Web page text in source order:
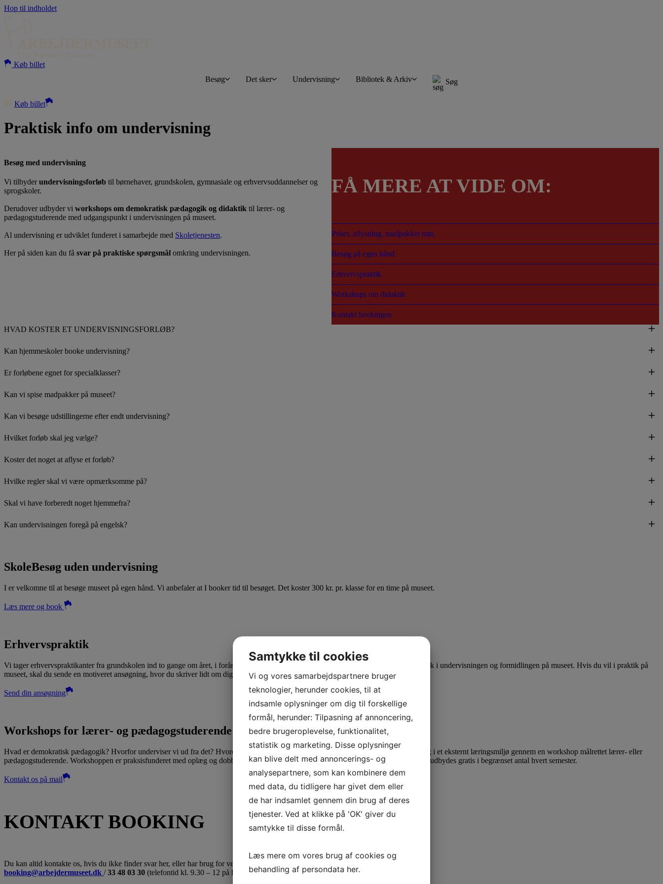
Hop til indholdet
Køb billet
Besøg
Det sker Undervisning Bibliotek & Arkiv Søg
Køb billet
Praktisk info om undervisning
Besøg med undervisning
Vi tilbyderundervisningsforløb til børnehaver, grundskolen, gymnasiale og erhvervsuddannelser og
sprogskoler.
Derudover udbyder vi workshops om demokratisk pædagogik og didaktik til lærer- og
pædagogstuderende med udgangspunkt i undervisningen på museet.
Al undervisning er udviklet funderet i samarbejde med Skoletjenesten.
Her på siden kan du få svar på praktiske spørgsmål omkring undervisningen.
FÅ MERE AT VIDE OM:
Priser, aflysning, madpakker mm.
Besøg på egen hånd
Erhvervspraktik
Workshops om didaktik
Kontakt bookingen
HVAD KOSTER ET UNDERVISNINGSFORLØB?
Kan hjemmeskoler booke undervisning?
Er forløbene egnet for specialklasser?
Kan vi spise madpakker på museet?
Kan vi besøge udstillingerne efter endt undervisning?
Hvilket forløb skal jeg vælge?
Koster det noget at aflyse et forløb?
Hvilke regler skal vi være opmærksomme på?
Skal vi have forberedt noget hjemmefra?
Kan undervisningen foregå på engelsk?
SkoleBesøg uden undervisning
I er velkomne til at besøge museet på egen hånd. Vi anbefaler at I booker tid til besøget. Det koster 300 kr. pr. klasse for en time på museet.
Læs mere og book
Erhvervspraktik
Vi tager erhvervspraktikanter fra grundskolen ind to gange om året, i forår og efteråret. Erhvervspraktikken giver mulighed for at få indblik i undervisningen og formidlingen på museet. Hvis du vil i praktik på
museet, skal du sende en motiveret ansøgning, hvor du skriver lidt om dig selv, dine interesser og hvorfor du vil i praktik hos os.
Send din ansøgning
Workshops for lærer- og pædagogstuderende
Hvad er demokratisk pædagogik? Hvorfor underviser vi ud fra det? Hvordan ser et undervisningsforløb ud? Bliv klogere på undervisning i et eksternt læringsmiljø gennem en workshop målrettet lærer- eller
pædagogstuderende. Workshoppen er praksisfunderet med oplæg og dobbeltdidaktisk afprøvning af undervisningselementer. Workshops udbydes gratis i begrænset antal hvert semester.
Kontakt os på mail
KONTAKT BOOKING
Du kan altid kontakte os, hvis du ikke finder svar her, eller har brug for vejledning til valg af forløb.
booking@arbejdermuseet.dk /33 48 03 30 (telefontid kl. 9.30 – 12 på hverdage)
Samtykke til cookies
Vi og vores samarbejdspartnere bruger
teknologier, herunder cookies, til at
indsamle oplysninger om dig til forskellige
formål, herunder: Tilpasning af annoncering,
bedre brugeroplevelse, funktionalitet,
statistik og marketing. Disse oplysninger
kan blive delt med annoncerings- og
analysepartnere, som kan kombinere dem
med data, du tidligere har givet dem eller
de har indsamlet gennem din brug af deres
tjenester. Ved at klikke på 'OK' giver du
samtykke til disse formål.
Læs mere om vores brug af cookies og
behandling af persondata her.